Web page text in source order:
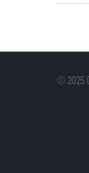
© 2025